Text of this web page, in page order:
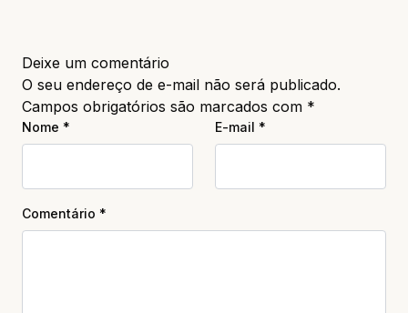
Deixe um comentário
O seu endereço de e-mail não será publicado.
Campos obrigatórios são marcados com *
Nome * E-mail *
Comentário *